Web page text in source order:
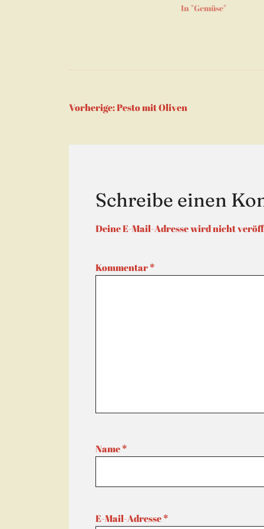
In "Gemüse"
Vorherige:Pesto mit Oliven
Schreibe einen
Deine E-Mail-Adresse wird nicht
Kommentar*
Name*
E-Mail-Adresse*